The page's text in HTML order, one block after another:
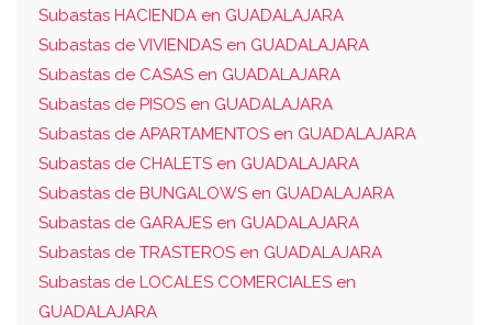
y siete centésimas de entero por ciento en
los elementos comunes y gastos de la casa.
Subastas HACIENDA en GUADALAJARA
Subastas de VIVIENDAS en GUADALAJARA
Subastas de CASAS en GUADALAJARA
Subastas de PISOS en GUADALAJARA
Subastas de APARTAMENTOS en GUADALAJARA
Subastas de CHALETS en GUADALAJARA
Subastas de BUNGALOWS en GUADALAJARA
Subastas de GARAJES en GUADALAJARA
Subastas de TRASTEROS en GUADALAJARA
Subastas de LOCALES COMERCIALES en
GUADALAJARA